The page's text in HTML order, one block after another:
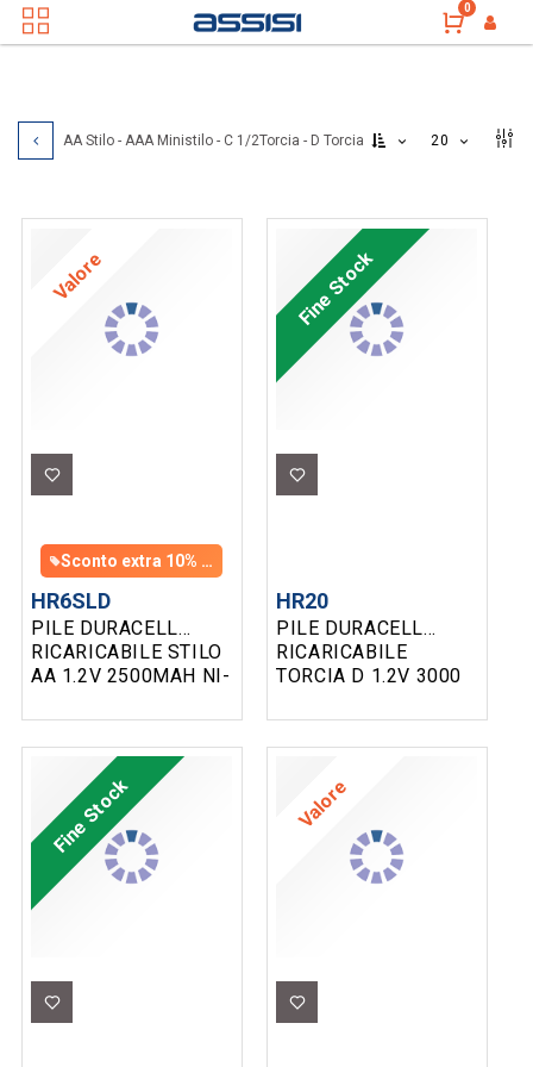
0
AA Stilo - AAA Ministilo - C 1/2Torcia - D Torcia 20
Valore
PILE DURACELL
RICARICABILE STILO
AA 1.2V 2500MAH NI-
HR6SLD
Sconto extra 10% con un ordine di almeno 100 € di prodotti assortiti
Fine Stock
PILE DURACELL
RICARICABILE
TORCIA D 1.2V 3000
HR20
HR20
Fine Stock Valore